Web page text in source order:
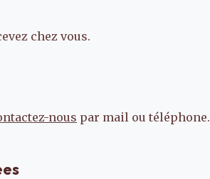
chez vous.
nous par mail ou téléphone.